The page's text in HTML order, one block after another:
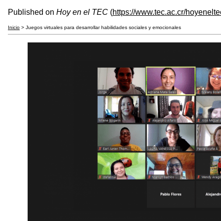
Published on Hoy en el TEC (https://www.tec.ac.cr/
Inicio > Juegos virtuales para desarrollar habilidades sociales y emocionales